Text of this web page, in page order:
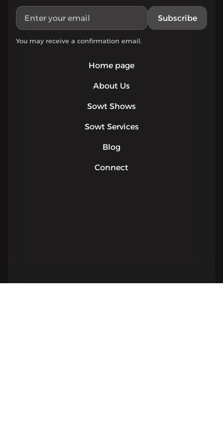
Home page
About Us
Sowt Shows
Sowt Services
Blog
Connect
Subscribe
You may receive a confirmation email.